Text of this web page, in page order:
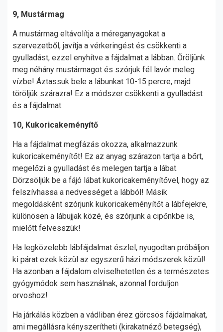
9, Mustármag
A mustármag eltávolítja a méreganyagokat a
szervezetből, javítja a vérkeringést és csökkenti a
gyulladást, ezzel enyhítve a fájdalmat a lábban. Őröljünk
meg néhány mustármagot és szórjuk fél lavór meleg
vízbe! Áztassuk bele a lábunkat 10-15 percre, majd
töröljük szárazra! Ez a módszer csökkenti a gyulladást
és a fájdalmat.
10, Kukoricakeményítő
Ha a fájdalmat megfázás okozza, alkalmazzunk
kukoricakeményítőt! Ez az anyag szárazon tartja a bőrt,
megelőzi a gyulladást és melegen tartja a lábat.
Dörzsöljük be a fájó lábat kukoricakeményítővel, hogy az
felszívhassa a nedvességet a lábból! Másik
megoldásként szórjunk kukoricakeményítőt a lábfejekre,
különösen a lábujjak közé, és szórjunk a cipőnkbe is,
mielőtt felvesszük!
Ha legközelebb lábfájdalmat észlel, nyugodtan próbáljon
ki párat ezek közül az egyszerű házi módszerek közül!
Ha azonban a fájdalom elviselhetetlen és a természetes
gyógymódok sem használnak, azonnal forduljon
orvoshoz!
Ha járkálás közben a vádliban érez görcsös fájdalmakat,
ami megállásra kényszerítheti (kirakatnéző betegség),